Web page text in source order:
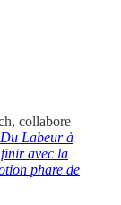
collabore
Du Labeur à
avec la
phare de